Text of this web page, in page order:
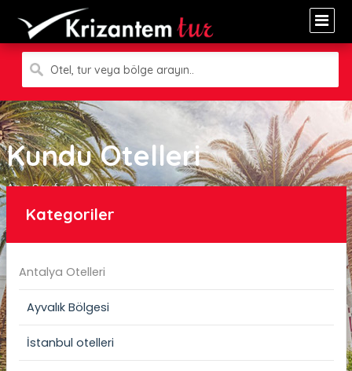
Otel, tur veya bölge arayın..
Kundu Otelleri
Ana Sayfa Oteller Kundu Otelleri
Kategoriler
Antalya Otelleri
Ayvalık Bölgesi
İstanbul otelleri